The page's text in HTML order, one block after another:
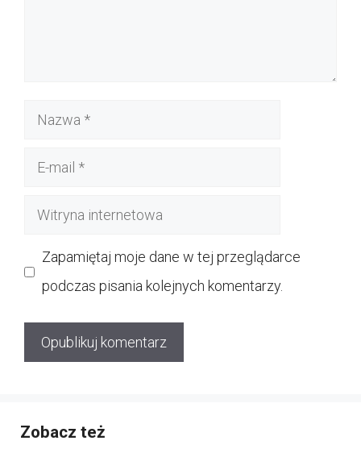
Nazwa
Witryna
Zapamiętaj moje dane w tej przeglądarce
podczas pisania kolejnych komentarzy.
Zobacz też